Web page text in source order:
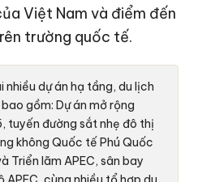
Việt Nam và điểm đến
trường quốc tế.
nhiều dự án hạ tầng, du lịch
gồm: Dự án mở rộng
tuyến đường sắt nhẹ đô thị
không Quốc tế Phú Quốc
Triển lãm APEC, sân bay